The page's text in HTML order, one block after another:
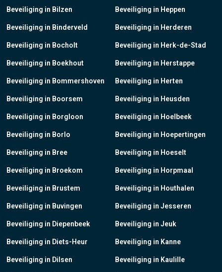
Beveiliging in Bilzen
Beveiliging in Binderveld
Beveiliging in Bocholt
Beveiliging in Boekhout
Beveiliging in Bommershoven
Beveiliging in Boorsem
Beveiliging in Borgloon
Beveiliging in Borlo
Beveiliging in Bree
Beveiliging in Broekom
Beveiliging in Brustem
Beveiliging in Buvingen
Beveiliging in Diepenbeek
Beveiliging in Diets-Heur
Beveiliging in Dilsen
Beveiliging in Heppen
Beveiliging in Herderen
Beveiliging in Herk-de-Stad
Beveiliging in Herstappe
Beveiliging in Herten
Beveiliging in Heusden
Beveiliging in Hoelbeek
Beveiliging in Hoepertingen
Beveiliging in Hoeselt
Beveiliging in Horpmaal
Beveiliging in Houthalen
Beveiliging in Jesseren
Beveiliging in Jeuk
Beveiliging in Kanne
Beveiliging in Kaulille